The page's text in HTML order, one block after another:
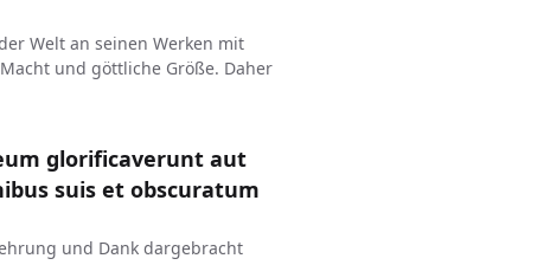
Welt an seinen Werken mit
und göttliche Größe. Daher
glorificaverunt aut
suis et obscuratum
und Dank dargebracht